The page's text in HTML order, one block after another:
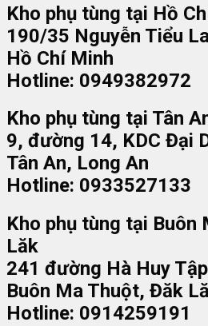
Kho phụ tùng tại Hồ
190/35 Nguyễn Tiểu
Hồ Chí Minh
Hotline: 0949382972
Kho phụ tùng tại Tân
9, đường 14, KDC Đại
Tân An, Long An
Hotline: 0933527133
Kho phụ tùng tại Buôn
Lăk
241 đường Hà Huy
Buôn Ma Thuột, Đăk
Hotline: 0914259191